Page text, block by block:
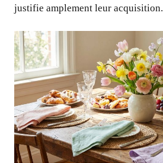
justifie amplement leur acquisition.